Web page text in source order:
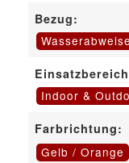
Bezug:
Indoor &
Farbrichtung:
Gelb / Orange